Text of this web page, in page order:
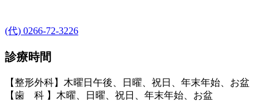
(代) 0266-72-3226
診療時間
【整形外科】木曜日午後、日曜、祝日、年末年始、お盆
【歯 科 】木曜、日曜、祝日、年末年始、お盆